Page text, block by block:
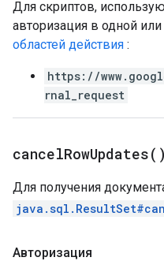
Для скриптов,
авторизация в одной
областей действия :
https://
rnal_request
cancelRowUpdates( )
Для получения
Авторизация